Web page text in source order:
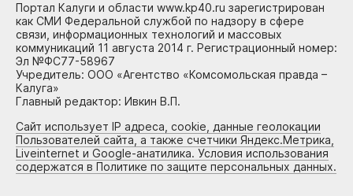
Портал Калуги и области www.kp40.ru зарегистрирован
как СМИ Федеральной службой по надзору в сфере
связи, информационных технологий и массовых
коммуникаций 11 августа 2014 г. Регистрационный номер:
Эл №ФС77-58967
Учредитель: ООО «Агентство «Комсомольская правда –
Калуга»
Главный редактор: Ивкин В.П.
Сайт использует IP адреса, cookie, данные геолокации
Пользователей сайта, а также счетчики Яндекс.Метрика,
Liveinternet и Google-анатилика. Условия использования
содержатся в Политике по защите персональных данных.